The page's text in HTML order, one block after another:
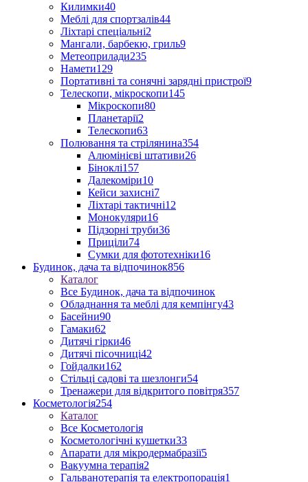
Килимки40
Меблі для спортзалів44
Ліхтарі спеціальні2
Мангали, барбекю, гриль9
Метеоприлади235
Намети129
Портативні та сонячні зарядні пристрої9
Телескопи, мікроскопи145
Мікроскопи80
Планетарії2
Телескопи63
Полювання та стрілянина354
Алюмінієві штативи26
Біноклі157
Далекоміри10
Кейси захисні7
Ліхтарі тактичні12
Монокуляри16
Підзорні труби36
Приціли74
Сумки для фототехніки16
Будинок, дача та відпочинок856
Каталог
Все Будинок, дача та відпочинок
Обладнання та меблі для кемпінгу43
Басейни90
Гамаки62
Дитячі гірки46
Дитячі пісочниці42
Гойдалки162
Стільці садові та шезлонги54
Тренажери для відкритого повітря357
Косметологія254
Каталог
Все Косметологія
Косметологічні кушетки33
Апарати для мікродермабразії5
Вакуумна терапія2
Гальванотерапія та електропорація1